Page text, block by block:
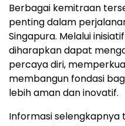
Berbagai kemitraan
penting dalam
Singapura. Melalui
diharapkan dapat
percaya diri,
membangun fondasi
lebih aman dan inovatif.
Informasi selengkapnya